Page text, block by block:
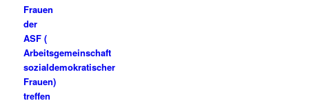
Frauen
der
ASF (
Arbeitsgemeinschaft
sozialdemokratischer
Frauen)
treffen